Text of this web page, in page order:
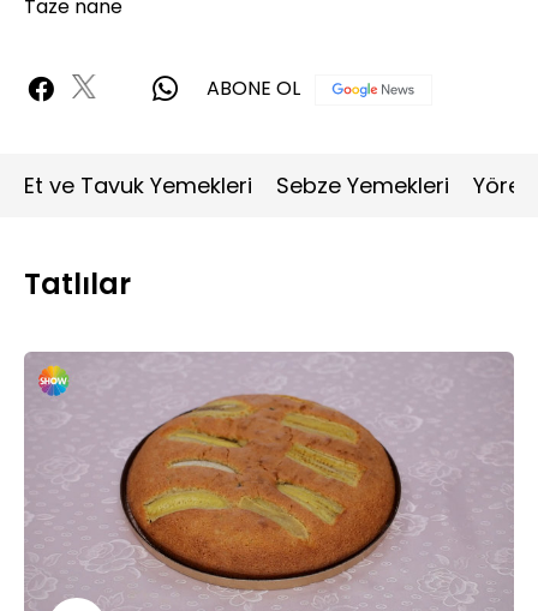
Taze nane
ABONE OL
Et ve Tavuk Yemekleri Sebze Yemekleri
Tatlılar